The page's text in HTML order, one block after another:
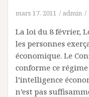
mars 17, 2011 admin
La loi du 8 février,
les personnes
économique. Le
conforme ce
l’intelligence
n’est pas